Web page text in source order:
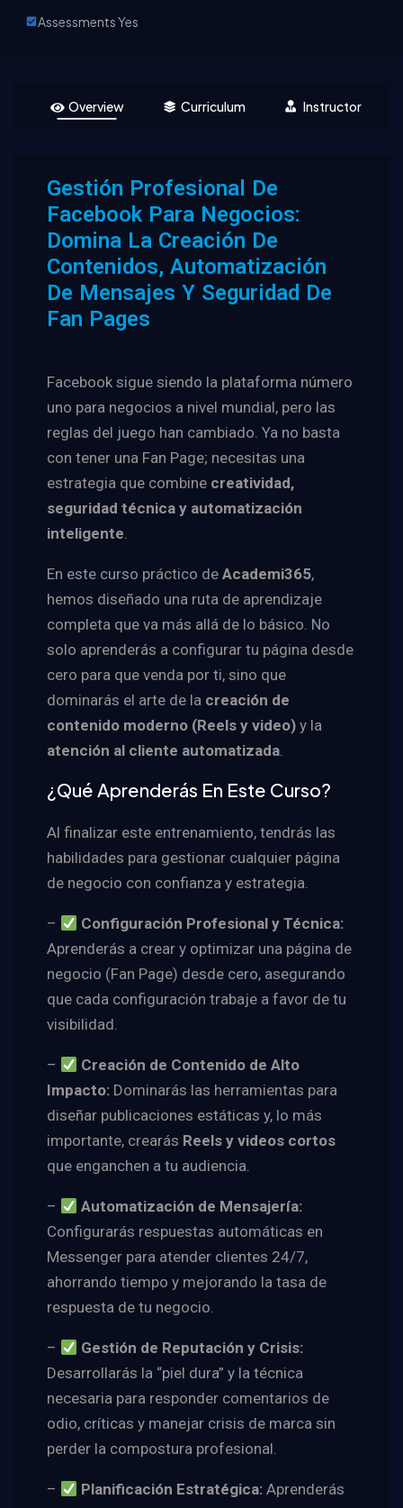
Overview Curriculum Instructor
Gestión Profesional De
Facebook Para Negocios:
Domina La Creación De
Contenidos, Automatización
De Mensajes Y Seguridad De
Fan Pages
Facebook sigue siendo la plataforma número
uno para negocios a nivel mundial, pero las
reglas del juego han cambiado. Ya no basta
con tener una Fan Page; necesitas una
estrategia que combine creatividad,
seguridad técnica y automatización
inteligente
En este curso práctico de Academi365,
hemos diseñado una ruta de aprendizaje
completa que va más allá de lo básico. No
solo aprenderás a configurar tu página desde
cero para que venda por ti, sino que
dominarás el arte de la creación de
contenido moderno (Reels y video) y la
atención al cliente automatizada
¿Qué Aprenderás En Este Curso?
Al finalizar este entrenamiento, tendrás las
habilidades para gestionar cualquier página
de negocio con confianza y estrategia.
–
Configuración Profesional y Técnica:
Aprenderás a crear y optimizar una página de
negocio (Fan Page) desde cero, asegurando
que cada configuración trabaje a favor de tu
visibilidad.
–
Creación de Contenido de Alto
Impacto: Dominarás las herramientas para
diseñar publicaciones estáticas y, lo más
importante, crearás Reels y videos cortos
que enganchen a tu audiencia.
–
Automatización de Mensajería:
Configurarás respuestas automáticas en
Messenger para atender clientes 24/7,
ahorrando tiempo y mejorando la tasa de
respuesta de tu negocio.
–
Gestión de Reputación y Crisis:
Desarrollarás la “piel dura” y la técnica
necesaria para responder comentarios de
odio, críticas y manejar crisis de marca sin
perder la compostura profesional.
– Planificación Estratégica: Aprenderás
Assessments Yes